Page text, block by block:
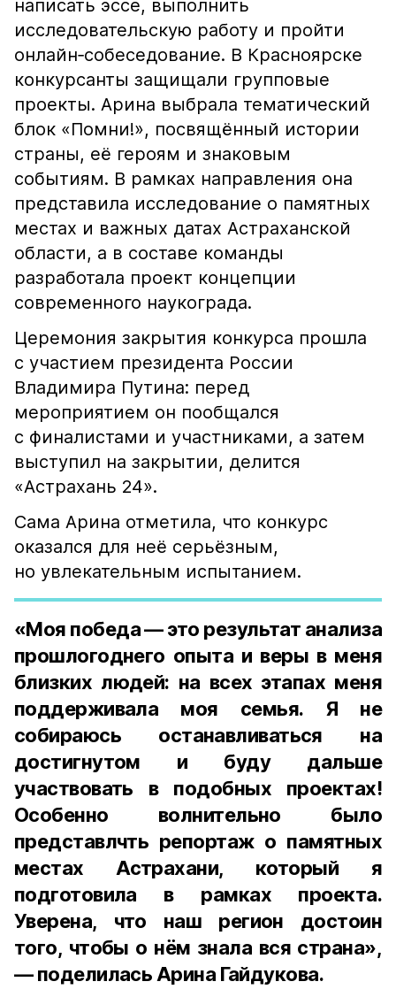
написать эссе, выполнить
исследовательскую работу и пройти
онлайн‑собеседование. В Красноярске
конкурсанты защищали групповые
проекты. Арина выбрала тематический
блок «Помни!», посвящённый истории
страны, её героям и знаковым
событиям. В рамках направления она
представила исследование о памятных
местах и важных датах Астраханской
области, а в составе команды
разработала проект концепции
современного наукограда.
Церемония закрытия конкурса прошла
с участием президента России
Владимира Путина: перед
мероприятием он пообщался
с финалистами и участниками, а затем
выступил на закрытии, делится
«Астрахань 24».
Сама Арина отметила, что конкурс
оказался для неё серьёзным,
но увлекательным испытанием.
«Моя победа — это результат анализа
прошлогоднего опыта и веры в меня
близких людей: на всех этапах меня
поддерживала моя семья. Я не
собираюсь останавливаться на
достигнутом и буду дальше
участвовать в подобных проектах!
Особенно волнительно было
представлчть репортаж о памятных
местах Астрахани, который я
подготовила в рамках проекта.
Уверена, что наш регион достоин
того, чтобы о нём знала вся страна»,
— поделилась Арина Гайдукова.